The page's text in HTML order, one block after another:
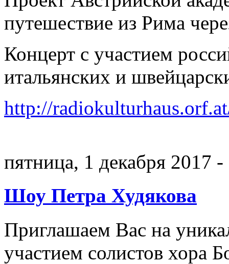
путешествие из Рима
Концерт с участием
итальянских и
http://
пятница, 1 декабря 2017
Шоу Петра Худякова
Приглашаем Вас на
участием солистов хора